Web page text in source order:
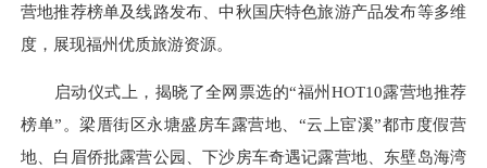
营地推荐榜单及线路发布、中秋国庆特色旅游产品发布等多维
度，展现福州优质旅游资源。
启动仪式上，揭晓了全网票选的“福州HOT10露营地推荐
榜单”。梁厝街区永塘盛房车露营地、“云上宦溪”都市度假营
地、白眉侨批露营公园、下沙房车奇遇记露营地、东壁岛海湾